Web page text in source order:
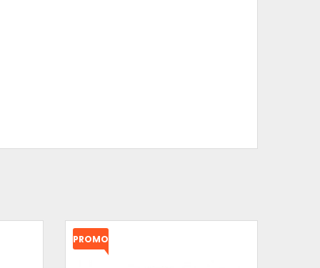
PROMO